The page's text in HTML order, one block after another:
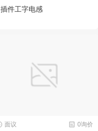
插件工字电感
0询价
面议